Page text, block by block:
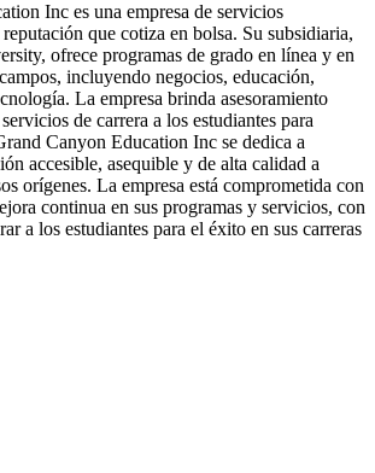
Inc es una empresa de servicios
que cotiza en bolsa. Su subsidiaria,
ofrece programas de grado en línea y en
incluyendo negocios, educación,
La empresa brinda asesoramiento
de carrera a los estudiantes para
Canyon Education Inc se dedica a
accesible, asequible y de alta calidad a
orígenes. La empresa está comprometida con
continua en sus programas y servicios, con
a los estudiantes para el éxito en sus carreras